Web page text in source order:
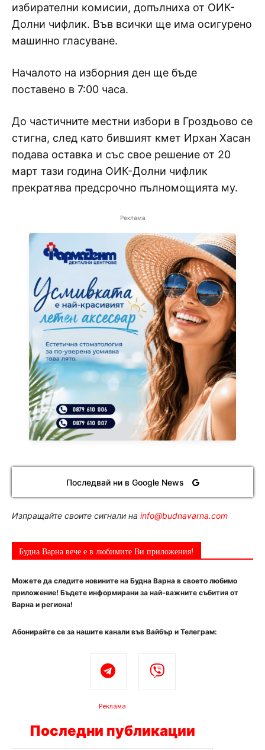
избирателни комисии, допълниха от ОИК-
Долни чифлик. Във всички ще има осигурено
машинно гласуване.
Началото на изборния ден ще бъде
поставено в 7:00 часа.
До частичните местни избори в Гроздьово се
стигна, след като бившият кмет Ирхан Хасан
подава оставка и със свое решение от 20
март тази година ОИК-Долни чифлик
прекратява предсрочно пълномощията му.
Реклама
Последвай ни в Google News
Изпращайте своите сигнали на info@budnavarna.com
Будна Варна вече е в любимите Ви приложения!
Можете да следите новините на Будна Варна в своето любимо
приложение! Бъдете информирани за най-важните събития от
Варна и региона!
Абонирайте се за нашите канали във Вайбър и Телеграм:
Реклама
Последни публикации